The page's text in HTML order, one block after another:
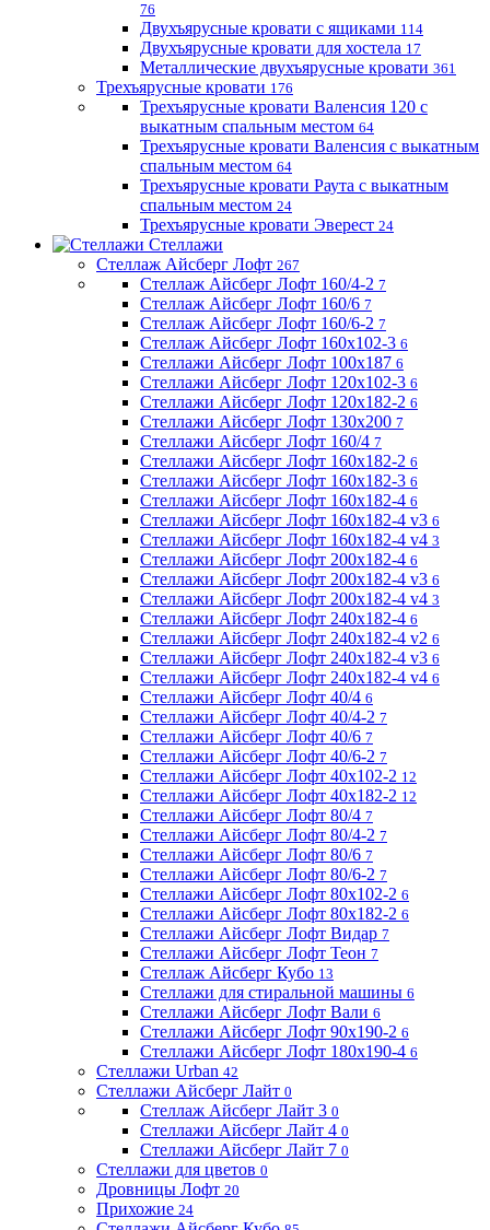
76
Двухъярусные кровати с ящиками 114
Двухъярусные кровати для хостела 17
Металлические двухъярусные кровати 361
Трехъярусные кровати 176
Трехъярусные кровати Валенсия 120 с
выкатным спальным местом 64
Трехъярусные кровати Валенсия с выкатным
спальным местом 64
Трехъярусные кровати Раута с выкатным
спальным местом 24
Трехъярусные кровати Эверест 24
Стеллажи
Стеллаж Айсберг Лофт 267
Стеллаж Айсберг Лофт 160/4-2 7
Стеллаж Айсберг Лофт 160/6 7
Стеллаж Айсберг Лофт 160/6-2 7
Стеллаж Айсберг Лофт 160х102-3 6
Стеллажи Айсберг Лофт 100х187 6
Стеллажи Айсберг Лофт 120х102-3 6
Стеллажи Айсберг Лофт 120х182-2 6
Стеллажи Айсберг Лофт 130х200 7
Стеллажи Айсберг Лофт 160/4 7
Стеллажи Айсберг Лофт 160х182-2 6
Стеллажи Айсберг Лофт 160х182-3 6
Стеллажи Айсберг Лофт 160х182-4 6
Стеллажи Айсберг Лофт 160х182-4 v3 6
Стеллажи Айсберг Лофт 160х182-4 v4 3
Стеллажи Айсберг Лофт 200х182-4 6
Стеллажи Айсберг Лофт 200х182-4 v3 6
Стеллажи Айсберг Лофт 200х182-4 v4 3
Стеллажи Айсберг Лофт 240х182-4 6
Стеллажи Айсберг Лофт 240х182-4 v2 6
Стеллажи Айсберг Лофт 240х182-4 v3 6
Стеллажи Айсберг Лофт 240х182-4 v4 6
Стеллажи Айсберг Лофт 40/4 6
Стеллажи Айсберг Лофт 40/4-2 7
Стеллажи Айсберг Лофт 40/6 7
Стеллажи Айсберг Лофт 40/6-2 7
Стеллажи Айсберг Лофт 40х102-2 12
Стеллажи Айсберг Лофт 40х182-2 12
Стеллажи Айсберг Лофт 80/4 7
Стеллажи Айсберг Лофт 80/4-2 7
Стеллажи Айсберг Лофт 80/6 7
Стеллажи Айсберг Лофт 80/6-2 7
Стеллажи Айсберг Лофт 80х102-2 6
Стеллажи Айсберг Лофт 80х182-2 6
Стеллажи Айсберг Лофт Видар 7
Стеллажи Айсберг Лофт Теон 7
Стеллаж Айсберг Кубо 13
Стеллажи для стиральной машины 6
Стеллажи Айсберг Лофт Вали 6
Стеллажи Айсберг Лофт 90х190-2 6
Стеллажи Айсберг Лофт 180х190-4 6
Стеллажи Urban 42
Стеллажи Айсберг Лайт 0
Стеллаж Айсберг Лайт 3 0
Стеллажи Айсберг Лайт 4 0
Стеллажи Айсберг Лайт 7 0
Стеллажи для цветов 0
Дровницы Лофт 20
Прихожие 24